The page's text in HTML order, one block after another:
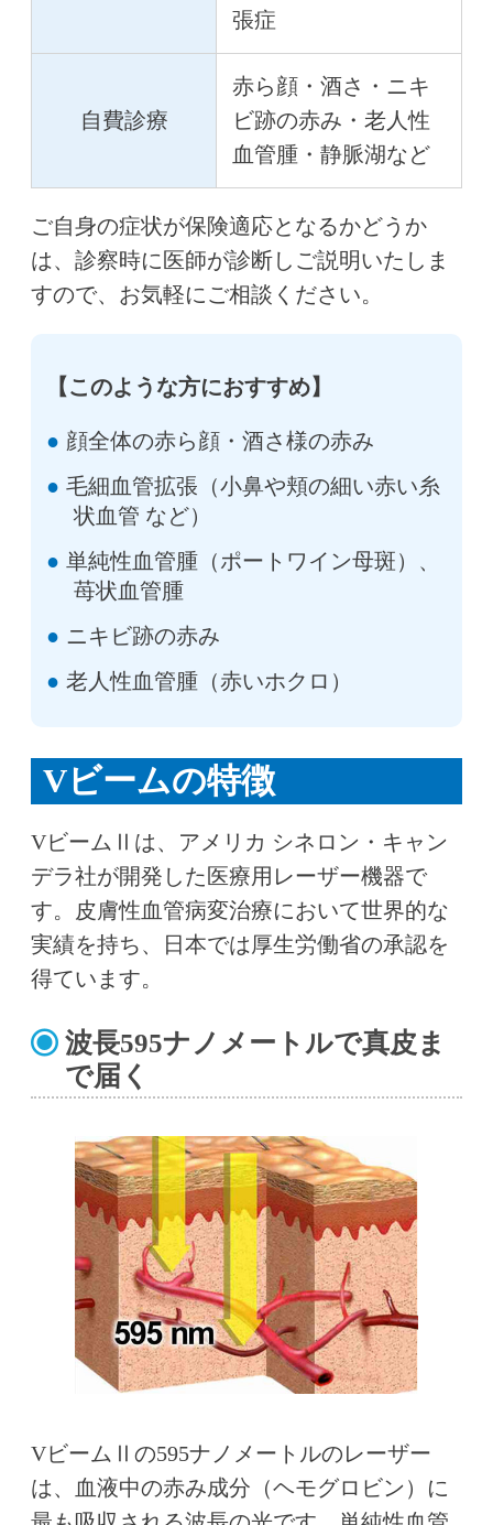
張症
自費診療
赤ら顔・酒さ・ニキ
ビ跡の赤み・老人性
血管腫・静脈湖など
ご自身の症状が保険適応となるかどうか
は、診察時に医師が診断しご説明いたしま
すので、お気軽にご相談ください。
【このような方におすすめ】
顔全体の赤ら顔・酒さ様の赤み
毛細血管拡張（小鼻や頬の細い赤い糸
状血管 など）
単純性血管腫（ポートワイン母斑）、
苺状血管腫
ニキビ跡の赤み
老人性血管腫（赤いホクロ）
Vビームの特徴
VビームⅡは、アメリカ シネロン・キャン
デラ社が開発した医療用レーザー機器で
す。皮膚性血管病変治療において世界的な
実績を持ち、日本では厚生労働省の承認を
得ています。
波長595ナノメートルで真皮ま
で届く
VビームⅡの595ナノメートルのレーザー
は、血液中の赤み成分（ヘモグロビン）に